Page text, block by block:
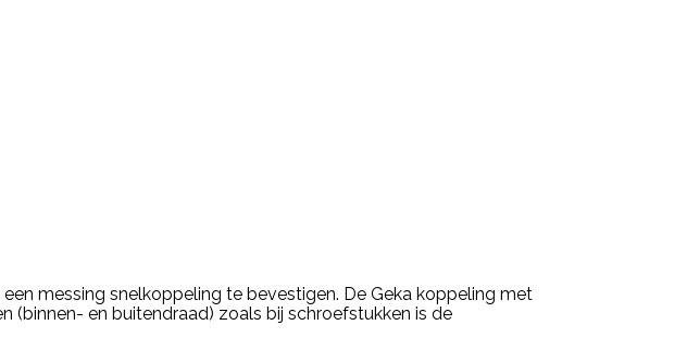
messing snelkoppeling te bevestigen. De Geka koppeling met
(binnen- en buitendraad) zoals bij schroefstukken is de